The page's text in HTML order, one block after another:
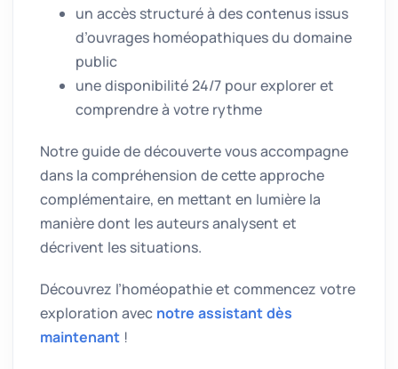
un accès structuré à des contenus issus
d’ouvrages homéopathiques du domaine
public
une disponibilité 24/7 pour explorer et
comprendre à votre rythme
Notre guide de découverte vous accompagne
dans la compréhension de cette approche
complémentaire, en mettant en lumière la
manière dont les auteurs analysent et
décrivent les situations.
Découvrez l’homéopathie et commencez votre
exploration avec notre assistant dès
maintenant !